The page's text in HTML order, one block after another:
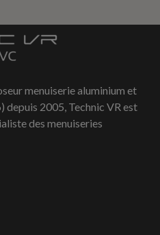
menuiserie aluminium et
depuis 2005, Technic VR est
des menuiseries